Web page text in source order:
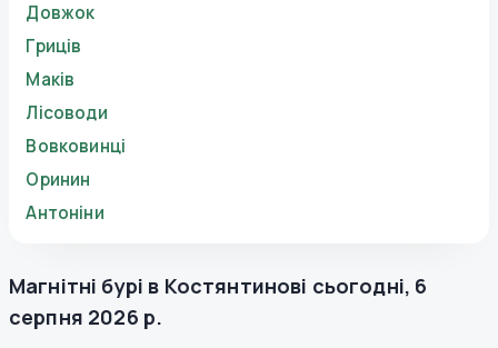
Довжок
Гриців
Маків
Лісоводи
Вовковинці
Оринин
Антоніни
Магнітні бурі в Костянтинові сьогодні, 6
серпня 2026 р.